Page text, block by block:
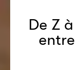
De Z